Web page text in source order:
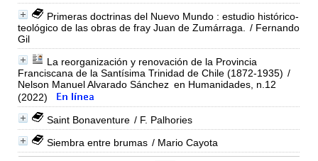
Primeras doctrinas del Nuevo Mundo : estudio histórico-
teológico de las obras de fray Juan de Zumárraga.
/ Fernando
Gil
La reorganización y renovación de la Provincia
Franciscana de la Santísima Trinidad de Chile (1872-1935) /
Nelson Manuel Alvarado Sánchez en Humanidades, n.12
(2022)
Saint Bonaventure / F. Palhories
Siembra entre brumas / Mario Cayota